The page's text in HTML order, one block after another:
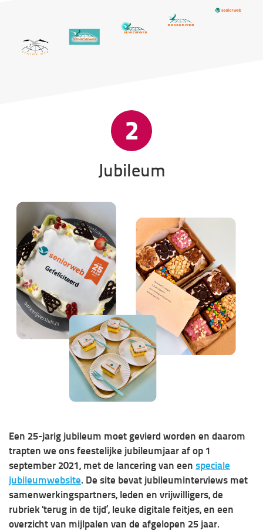
2
Jubileum
Een 25-jarig jubileum moet gevierd worden en daarom
trapten we ons feestelijke jubileumjaar af op 1
september 2021, met de lancering van een speciale
jubileumwebsite. De site bevat jubileuminterviews met
samenwerkingspartners, leden en vrijwilligers, de
rubriek 'terug in de tijd’, leuke digitale feitjes, en een
overzicht van mijlpalen van de afgelopen 25 jaar.